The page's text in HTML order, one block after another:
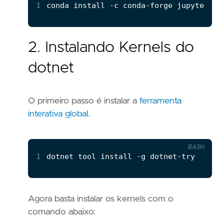
1
2. Instalando Kernels do
dotnet
O primeiro passo é instalar a ferramenta
interativa global.
1
BASH
Agora basta instalar os kernels com o
comando abaixo: